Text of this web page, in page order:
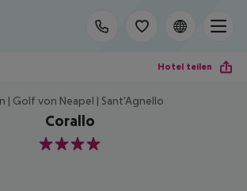
Hotel teilen
| Golf von Neapel | Sant'Agnello
Corallo
4